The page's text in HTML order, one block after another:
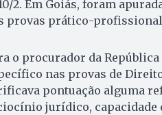
2. Em Goiás, foram
provas prático-profissional
o procurador da
nas provas de
pontuação alguma
jurídico, capacidade